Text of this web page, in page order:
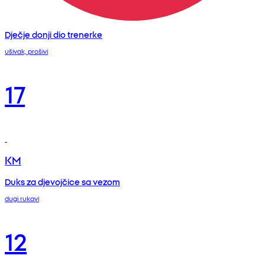
Dječje donji dio trenerke
ušivak, prošivi
17
KM
Duks za djevojčice sa vezom
dugi rukavi
12